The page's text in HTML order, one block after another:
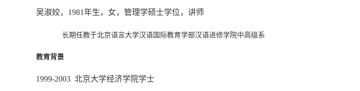
吴淑姣， 1981年生，女，管理学硕士学位，讲师
长期任教于北京语言大学汉语国际教育学部汉语进修学院中高级系
教育背景
1999-2003 北京大学经济学院学士